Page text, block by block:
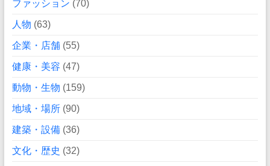
ファッション (70)
人物 (63)
企業・店舗(55)
健康・美容 (47)
動物・生物 (159)
地域・場所(90)
建築・設備(36)
文化・歴史 (32)